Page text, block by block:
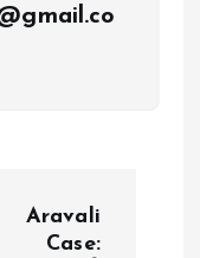
Aravali
Case: